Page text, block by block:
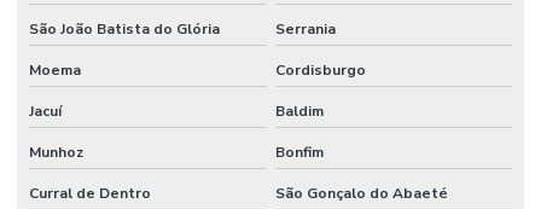
São João Batista do Glória Serrania
Moema Cordisburgo
Jacuí Baldim
Munhoz Bonfim
Curral de Dentro São Gonçalo do Abaeté